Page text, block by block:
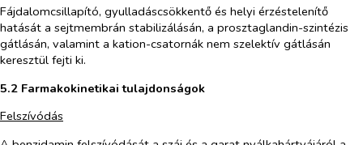
Fájdalomcsillapító, gyulladáscsökkentő és helyi érzéstelenítő
hatását a sejtmembrán stabilizálásán, a prosztaglandin-szintézis
gátlásán, valamint a kation-csatornák nem szelektív gátlásán
keresztül fejti ki.
5.2 Farmakokinetikai tulajdonságok
Felszívódás